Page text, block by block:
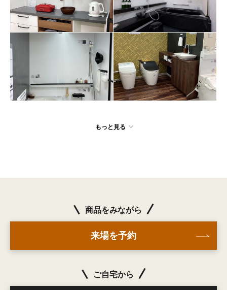
もっと見る
商品をみながら
来場を予約
ご自宅から